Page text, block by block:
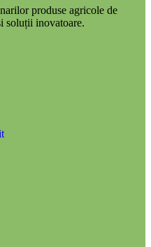
produse agricole de
soluții inovatoare.